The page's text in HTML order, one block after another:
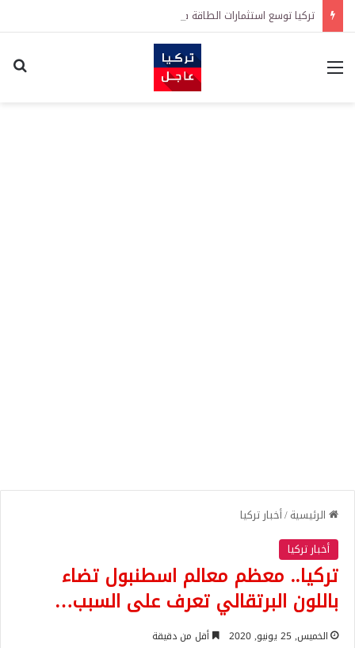
تركيا توسع استثمارات الطاقة في 3 قارات وتكشف هدفاً كبيراً
القائمة
الرئيسية/أخبار تركيا
أخبار تركيا
تركيا.. معظم معالم اسطنبول تضاء
باللون البرتقالي تعرف على السبب…
الخميس, 25 يونيو, 2020 أقل من دقيقة